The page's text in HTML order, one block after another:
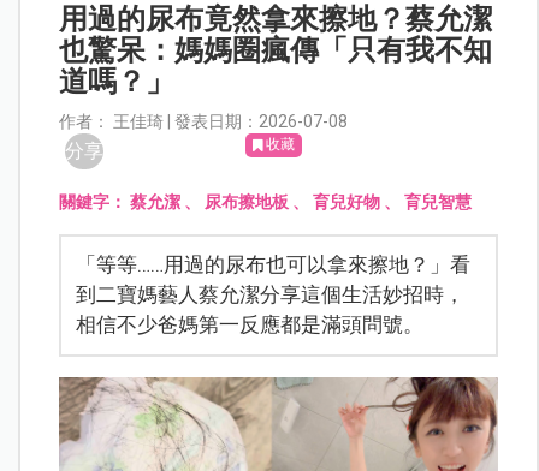
用過的尿布竟然拿來擦地？蔡允潔
也驚呆：媽媽圈瘋傳「只有我不知
道嗎？」
作者： 王佳琦 | 發表日期：2026-07-08
分享 收藏
關鍵字：蔡允潔 、 尿布擦地板 、育兒好物 、育兒智慧
「等等……用過的尿布也可以拿來擦地？」看
到二寶媽藝人蔡允潔分享這個生活妙招時，
相信不少爸媽第一反應都是滿頭問號。